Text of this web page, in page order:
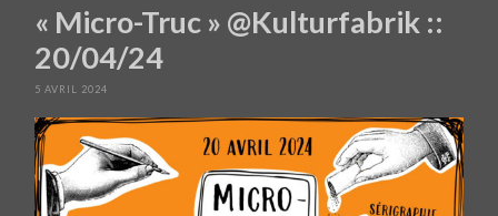
« Micro-Truc » @Kulturfabrik ::
20/04/24
5 AVRIL 2024